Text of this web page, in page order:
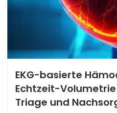
EKG-basierte
Echtzeit-
Triage und